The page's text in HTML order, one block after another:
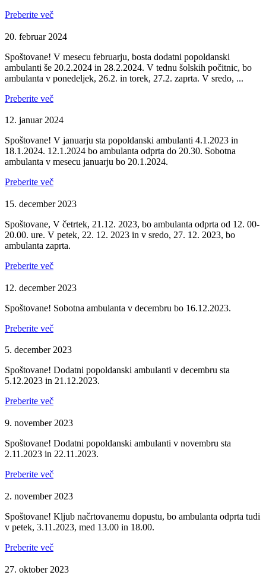
Preberite več
20. februar 2024
Spoštovane! V mesecu februarju, bosta dodatni popoldanski
ambulanti še 20.2.2024 in 28.2.2024. V tednu šolskih počitnic, bo
ambulanta v ponedeljek, 26.2. in torek, 27.2. zaprta. V sredo, ...
Preberite več
12. januar 2024
Spoštovane! V januarju sta popoldanski ambulanti 4.1.2023 in
18.1.2024. 12.1.2024 bo ambulanta odprta do 20.30. Sobotna
ambulanta v mesecu januarju bo 20.1.2024.
Preberite več
15. december 2023
Spoštovane, V četrtek, 21.12. 2023, bo ambulanta odprta od 12. 00-
20.00. ure. V petek, 22. 12. 2023 in v sredo, 27. 12. 2023, bo
ambulanta zaprta.
Preberite več
12. december 2023
Spoštovane! Sobotna ambulanta v decembru bo 16.12.2023.
Preberite več
5. december 2023
Spoštovane! Dodatni popoldanski ambulanti v decembru sta
5.12.2023 in 21.12.2023.
Preberite več
9. november 2023
Spoštovane! Dodatni popoldanski ambulanti v novembru sta
2.11.2023 in 22.11.2023.
Preberite več
2. november 2023
Spoštovane! Kljub načrtovanemu dopustu, bo ambulanta odprta tudi
v petek, 3.11.2023, med 13.00 in 18.00.
Preberite več
27. oktober 2023